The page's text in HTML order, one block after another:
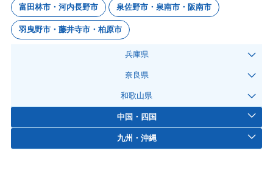
富田林市・河内長野市 泉佐野市・泉南市・阪南市
羽曳野市・藤井寺市・柏原市
兵庫県
奈良県
和歌山県
中国・四国
九州・沖縄